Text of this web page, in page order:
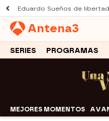
Eduardo Sueños de libertad
Antena3
SERIES PROGRAMAS
MEJORES MOMENTOS